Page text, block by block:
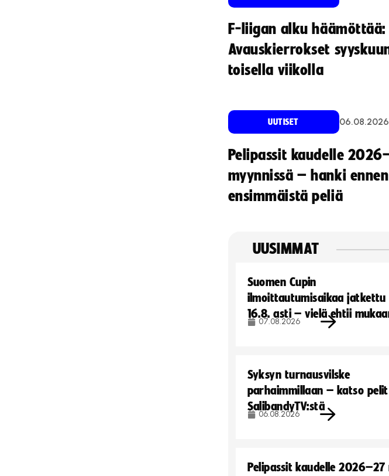
F-liigan alku häämöttää:
Avauskierrokset
toisella viikolla
UUTISET 06.08.2026
Pelipassit kaudelle
myynnissä – hanki ennen
ensimmäistä peliä
UUSIMMAT
Suomen Cupin
ilmoittautumisaikaa jatkettu
16.8. asti – vielä ehtii
07.08.2026
Syksyn turnausvilske
parhaimmillaan – katso pelit
SalibandyTV:stä
06.08.2026
Pelipassit kaudelle